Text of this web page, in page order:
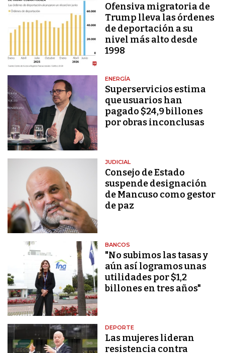
Ofensiva migratoria de
Trump lleva las órdenes
de deportación a su
nivel más alto desde
1998
ENERGÍA
Superservicios estima
que usuarios han
pagado $24,9 billones
por obras inconclusas
JUDICIAL
Consejo de Estado
suspende designación
de Mancuso como gestor
de paz
BANCOS
"No subimos las tasas y
aún así logramos unas
utilidades por $1,2
billones en tres años"
DEPORTE
Las mujeres lideran
resistencia contra